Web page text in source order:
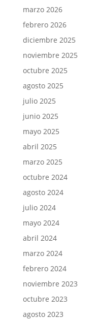
marzo 2026
febrero 2026
diciembre 2025
noviembre 2025
octubre 2025
agosto 2025
julio 2025
junio 2025
mayo 2025
abril 2025
marzo 2025
octubre 2024
agosto 2024
julio 2024
mayo 2024
abril 2024
marzo 2024
febrero 2024
noviembre 2023
octubre 2023
agosto 2023